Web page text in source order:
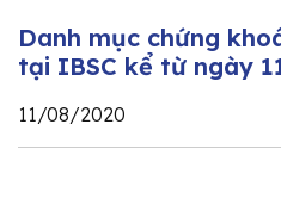
Danh mục chứng
tại IBSC kể từ ngày
11/08/2020